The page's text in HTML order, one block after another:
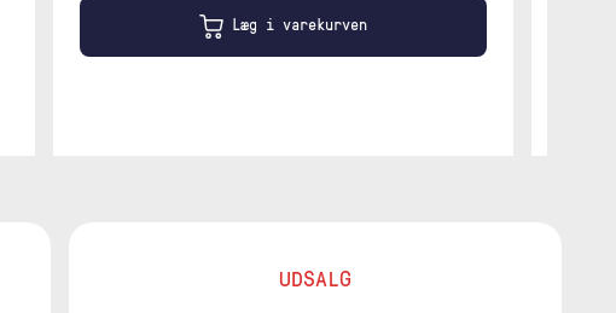
Læg i varekurven
UDSALG